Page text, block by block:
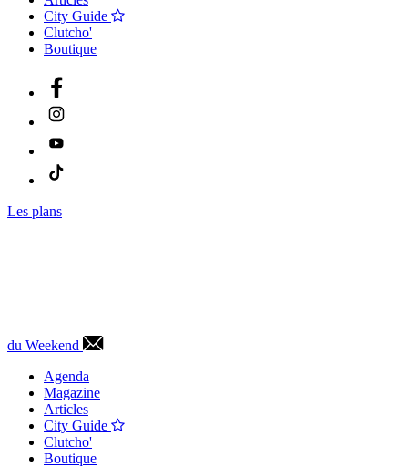
City Guide
Clutcho'
Boutique
Les plans
du Weekend
Agenda
Magazine
Articles
City Guide
Clutcho'
Boutique